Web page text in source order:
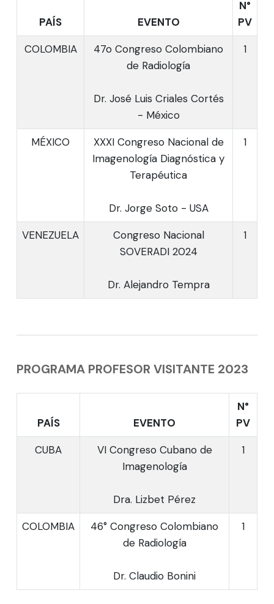
PAÍS EVENTO
N°
PV
COLOMBIA
47o Congreso Colombiano
de Radiología
Dr. José Luis Criales Cortés
- México
1
MÉXICO
XXXI Congreso Nacional de
Imagenología Diagnóstica y
Terapéutica
Dr. Jorge Soto - USA
1
VENEZUELA
Congreso Nacional
SOVERADI 2024
Dr. Alejandro Tempra
1
PROGRAMA PROFESOR VISITANTE 2023
PAÍS EVENTO
N°
PV
CUBA
VI Congreso Cubano de
Imagenología
Dra. Lizbet Pérez
1
COLOMBIA
46° Congreso Colombiano
de Radiología
Dr. Claudio Bonini
1